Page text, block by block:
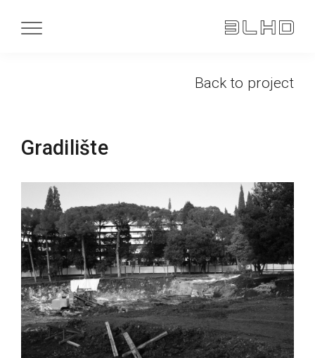
Back to project
Gradilište